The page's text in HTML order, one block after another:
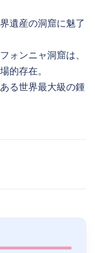
遺産の洞窟に魅了
ォンニャ洞窟は、
的存在。
る世界最大級の鍾